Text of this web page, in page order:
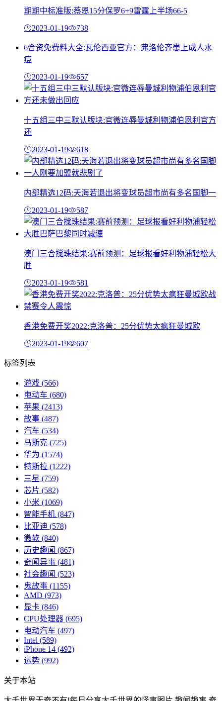
期期中标准版:蔡恩15分保罗6+9雷霆上半场66-5
2023-01-19 738
6合资免费料大全:瓦伦西亚官方：弗洛伦齐患上成人水
痘
2023-01-19 657
十五组三中三默认版块:官微连辱曼城利物浦伯恩利官方
还
2023-01-19 618
内部精选12码:天海若退出将变球员超市尚有多名国脚一
2023-01-19 587
澳门三合搅珠结果:赛前预测：足球报看好利物浦轻松大
胜
2023-01-19 581
香港免费开奖2022:克洛普：25分优势太疯狂曼城欧
2023-01-19 607
标签列表
游戏 (566)
电动车 (680)
苹果 (2413)
故事 (487)
汽车 (534)
马斯克 (725)
华为 (1574)
特斯拉 (1222)
三星 (759)
芯片 (582)
小米 (1069)
智能手机 (847)
比亚迪 (578)
微软 (840)
历史趣闻 (867)
奇闻异事 (481)
社会趣闻 (523)
鬼故事 (1155)
AMD (973)
显卡 (846)
CPU处理器 (695)
电动汽车 (497)
Intel (589)
iPhone 14 (492)
运势 (992)
关于本站